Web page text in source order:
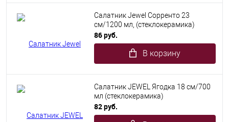
Салатник Jewel Сорренто 23
см/1200 мл, (стеклокерамика)
86 руб.
В корзину
Салатник JEWEL Ягодка 18 см/700
мл (стеклокерамика)
82 руб.